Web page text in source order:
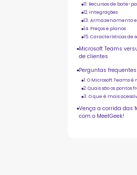
11. Recursos de bate-
12. Integrações
13. Armazenamento
14. Preços e planos
15. Características de
Microsoft Teams
de clientes
Perguntas frequentes
1. O Microsoft Teams
2. Quais são os pontos
3. O que é mais
Vença a corrida das
com o MeetGeek!